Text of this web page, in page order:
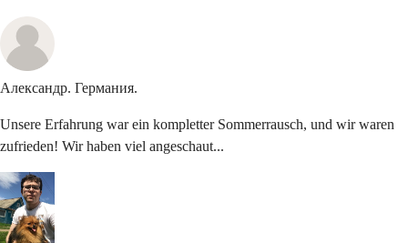
Александр. Германия.
Unsere Erfahrung war ein kompletter Sommerrausch, und wir waren
zufrieden! Wir haben viel angeschaut...